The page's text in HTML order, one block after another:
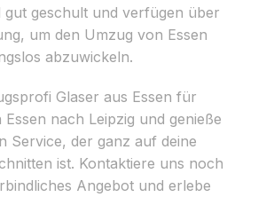
gut geschult und verfügen über
um den Umzug von Essen
abzuwickeln.
Glaser aus Essen für
nach Leipzig und genieße
Service, der ganz auf deine
ist. Kontaktiere uns noch
Angebot und erlebe